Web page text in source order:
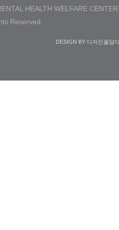
HEALTH WELFARE CENTER
Reserved.
DESIGN BY 디자인을담